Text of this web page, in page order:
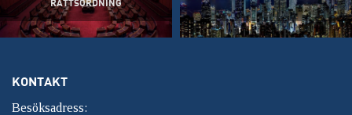
RÄTTSORDNING
KONTAKT
Besöksadress: